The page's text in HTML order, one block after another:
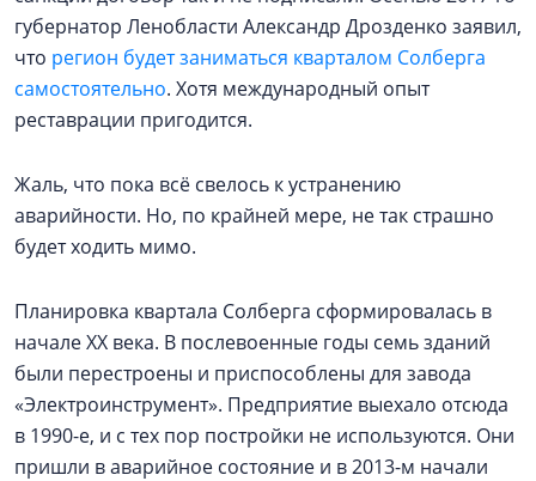
губернатор Ленобласти Александр Дрозденко заявил,
что регион будет заниматься кварталом Солберга
самостоятельно. Хотя международный опыт
реставрации пригодится.
Жаль, что пока всё свелось к устранению
аварийности. Но, по крайней мере, не так страшно
будет ходить мимо.
Планировка квартала Солберга сформировалась в
начале XX века. В послевоенные годы семь зданий
были перестроены и приспособлены для завода
«Электроинструмент». Предприятие выехало отсюда
в 1990-е, и с тех пор постройки не используются. Они
пришли в аварийное состояние и в 2013-м начали